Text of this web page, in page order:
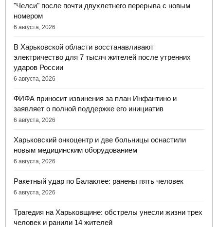
"Челси" после почти двухлетнего перерыва с новым
номером
6 августа, 2026
В Харьковской области восстанавливают
электричество для 7 тысяч жителей после утренних
ударов России
6 августа, 2026
ФИФА приносит извинения за план Инфантино и
заявляет о полной поддержке его инициатив
6 августа, 2026
Харьковский онкоцентр и две больницы оснастили
новым медицинским оборудованием
6 августа, 2026
Ракетный удар по Балаклее: ранены пять человек
6 августа, 2026
Трагедия на Харьковщине: обстрелы унесли жизни трех
человек и ранили 14 жителей